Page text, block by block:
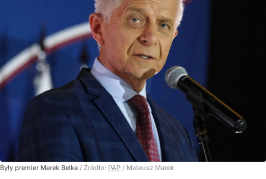
Były premier Marek Belka / Źródło: PAP / Mateusz Marek